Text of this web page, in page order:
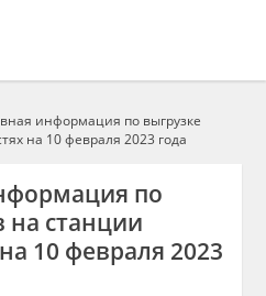
информация по выгрузке
на 10 февраля 2023 года
по
на станции
10 февраля 2023